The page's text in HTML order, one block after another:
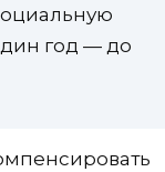
год — до